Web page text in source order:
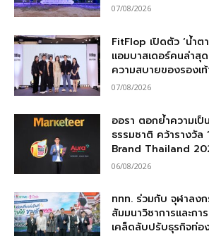
07/08/2026
FitFlop เปิดตัว ‘น้ำ
แอมบาสเดอร์คนล่า
ความสบายของรองเ
07/08/2026
ออรา ตอกย้ำความเ
ธรรมชาติ คว้ารางวัล
Brand Thailand
06/08/2026
ททท. ร่วมกับ จุฬาลง
สัมมนาวิชาการและกา
เคล็ดลับปรับธุรกิจท่อ